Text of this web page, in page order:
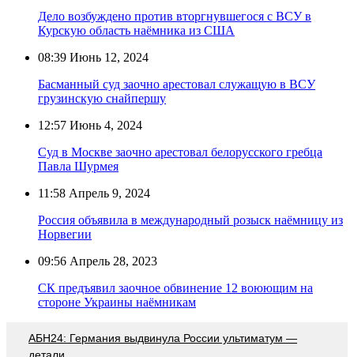
Дело возбуждено против вторгнувшегося с ВСУ в
Курскую область наёмника из США
08:39 Июнь 12, 2024
Басманный суд заочно арестовал служащую в ВСУ
грузинскую снайпершу
12:57 Июнь 4, 2024
Суд в Москве заочно арестовал белорусского гребца
Павла Шурмея
11:58 Апрель 9, 2024
Россия объявила в международный розыск наёмницу из
Норвегии
09:56 Апрель 28, 2023
СК предъявил заочное обвинение 12 воюющим на
стороне Украины наёмникам
АБН24: Германия выдвинула России ультиматум —
детали